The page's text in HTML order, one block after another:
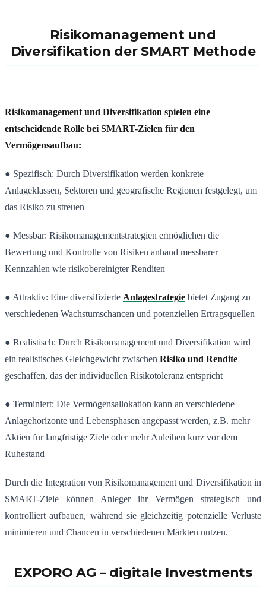
Risikomanagement und
Diversifikation der SMART Methode
Risikomanagement und Diversifikation spielen eine
entscheidende Rolle bei SMART-Zielen für den
Vermögensaufbau:
● Spezifisch: Durch Diversifikation werden konkrete
Anlageklassen, Sektoren und geografische Regionen festgelegt, um
das Risiko zu streuen
● Messbar: Risikomanagementstrategien ermöglichen die
Bewertung und Kontrolle von Risiken anhand messbarer
Kennzahlen wie risikobereinigter Renditen
● Attraktiv: Eine diversifizierte Anlagestrategie bietet Zugang zu
verschiedenen Wachstumschancen und potenziellen Ertragsquellen
● Realistisch: Durch Risikomanagement und Diversifikation wird
ein realistisches Gleichgewicht zwischen Risiko und Rendite
geschaffen, das der individuellen Risikotoleranz entspricht
● Terminiert: Die Vermögensallokation kann an verschiedene
Anlagehorizonte und Lebensphasen angepasst werden, z.B. mehr
Aktien für langfristige Ziele oder mehr Anleihen kurz vor dem
Ruhestand
Durch die Integration von Risikomanagement und Diversifikation in
SMART-Ziele können Anleger ihr Vermögen strategisch und
kontrolliert aufbauen, während sie gleichzeitig potenzielle Verluste
minimieren und Chancen in verschiedenen Märkten nutzen.
EXPORO AG – digitale Investments